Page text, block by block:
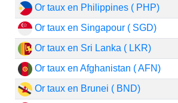
Or taux en Philippines ( PHP)
Or taux en Singapour ( SGD)
Or taux en Sri Lanka ( LKR)
Or taux en Afghanistan ( AFN)
Or taux en Brunei ( BND)